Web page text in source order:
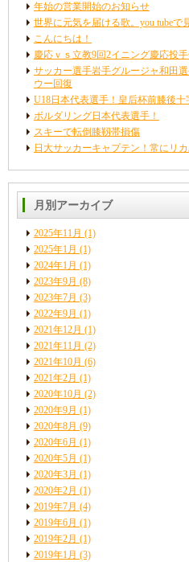
年始の営業開始のお知らせ
世界に元気を届ける歌。you tubeで
こんにちは！
慶応ｖｓ立教9回2イニング慶応投
サッカー選手岩手グルージャ和田
ウー回復
U18日本代表選手！皇后杯前膝後十
ボルダリング日本代表選手！
スキーで転倒膝靱帯損傷
日大サッカーキャプテン！常にリ
月別アーカイブ
2025年11月 (1)
2025年1月 (1)
2024年1月 (1)
2023年9月 (8)
2023年7月 (3)
2022年9月 (1)
2021年12月 (1)
2021年11月 (2)
2021年10月 (6)
2021年2月 (1)
2020年10月 (2)
2020年9月 (1)
2020年8月 (9)
2020年6月 (1)
2020年5月 (1)
2020年3月 (1)
2020年2月 (1)
2019年7月 (4)
2019年6月 (1)
2019年2月 (1)
2019年1月 (3)